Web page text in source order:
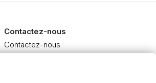
Contactez-nous
Contactez-nous